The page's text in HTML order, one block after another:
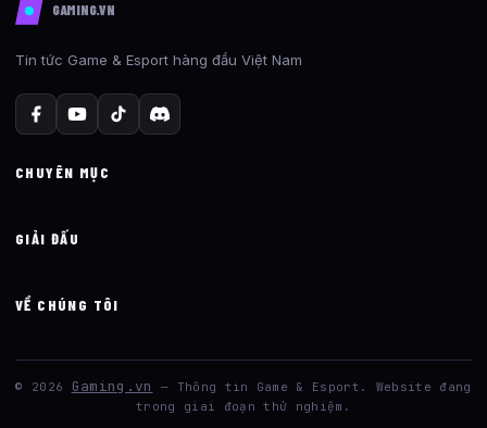
GAMING.VN
Tin tức Game & Esport hàng đầu Việt Nam
CHUYÊN MỤC
GIẢI ĐẤU
VỀ CHÚNG TÔI
© 2026 Gaming.vn
— Thông tin Game & Esport. Website đang
trong giai đoạn thử nghiệm.